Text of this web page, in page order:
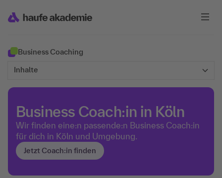
Business Coaching
Inhalte
Business Coach:in in Köln
Wir finden eine:n passende:n Business Coach:in
für dich in Köln und Umgebung.
Jetzt Coach:in finden